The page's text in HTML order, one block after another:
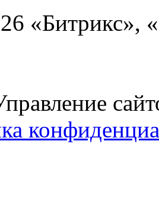
«Битрикс»,